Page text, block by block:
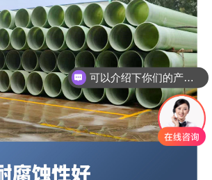
可以介绍下你们的产品么
你们是怎么收费的呢